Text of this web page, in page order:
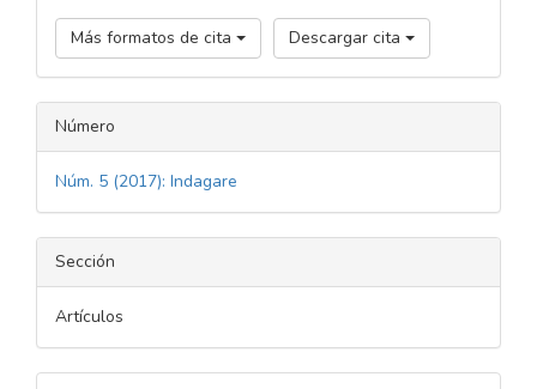
Más formatos de cita Descargar cita
Número
Núm. 5 (2017): Indagare
Sección
Artículos